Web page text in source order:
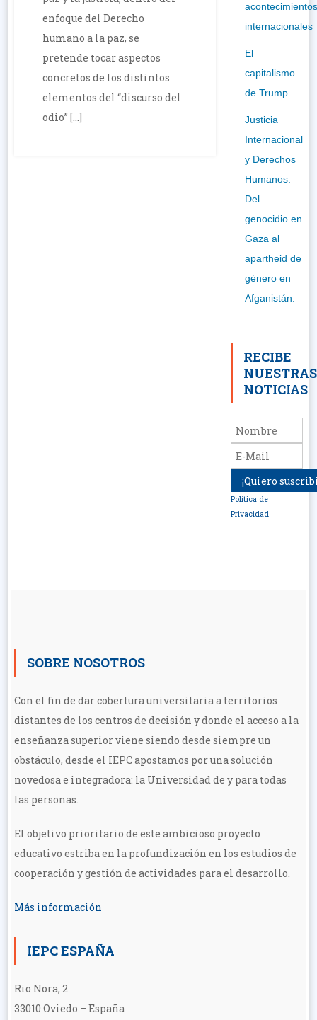
enfoque del Derecho
humano a la paz, se
pretende tocar aspectos
concretos de los distintos
elementos del “discurso del
odio” […]
internacionales
El
capitalismo
de Trump
Justicia
Internacional
y Derechos
Humanos.
Del
genocidio en
Gaza al
apartheid de
género en
Afganistán.
RECIBE
NUESTRAS
NOTICIAS
Política de
Privacidad
SOBRE NOSOTROS
Con el fin de dar cobertura universitaria a territorios
distantes de los centros de decisión y donde el acceso a la
enseñanza superior viene siendo desde siempre un
obstáculo, desde el IEPC apostamos por una solución
novedosa e integradora: la Universidad de y para todas
las personas.
El objetivo prioritario de este ambicioso proyecto
educativo estriba en la profundización en los estudios de
cooperación y gestión de actividades para el desarrollo.
Más información
IEPC ESPAÑA
Rio Nora, 2
33010 Oviedo – España